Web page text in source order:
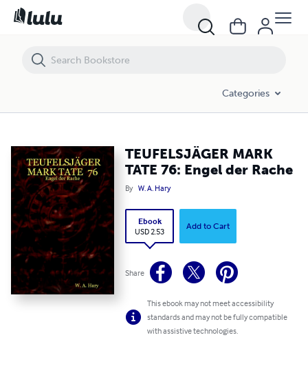
Categories
TEUFELSJÄGER MARK
TATE 76: Engel der Rache
By W. A. Hary
Ebook
USD 2.53
Add to Cart
Share
This ebook may not meet accessibility
standards and may not be fully compatible
with assistive technologies.
TEUFELSJÄGER MARK TATE 76: Engel der Rache